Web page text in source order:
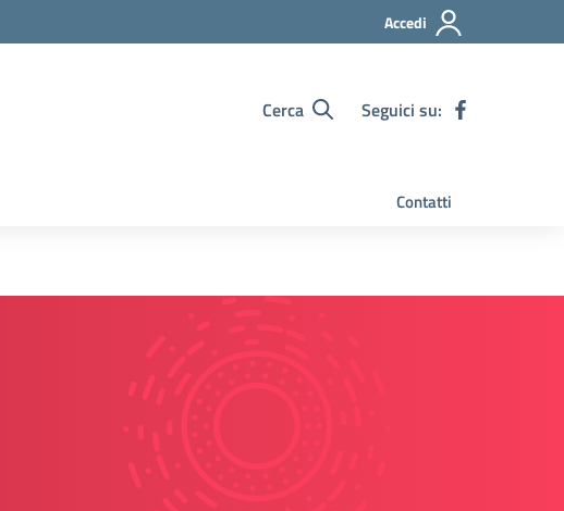
Accedi
Cerca Seguici su:
Contatti